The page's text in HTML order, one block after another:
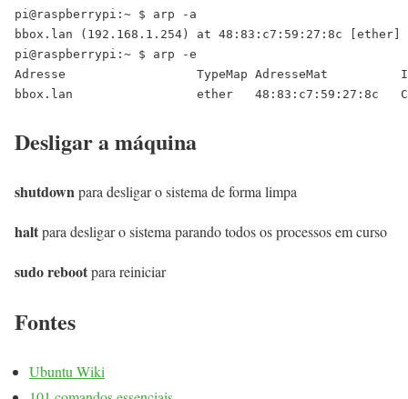
pi@raspberrypi:~ $ arp -a
bbox.lan (192.168.1.254) at 48:83:c7:59:27:8c [ether]
pi@raspberrypi:~ $ arp -e
Adresse                  TypeMap AdresseMat
Desligar a máquina
shutdownpara desligar o sistema de forma limpa
haltpara desligar o sistema parando todos os processos em curso
sudo rebootpara reiniciar
Fontes
Ubuntu Wiki